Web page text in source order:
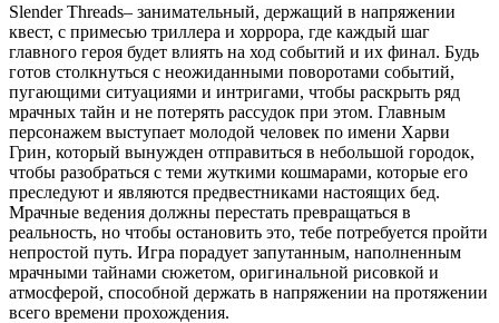
Slender Threads– занимательный, держащий в напряжении
квест, с примесью триллера и хоррора, где каждый шаг
главного героя будет влиять на ход событий и их финал. Будь
готов столкнуться с неожиданными поворотами событий,
пугающими ситуациями и интригами, чтобы раскрыть ряд
мрачных тайн и не потерять рассудок при этом. Главным
персонажем выступает молодой человек по имени Харви
Грин, который вынужден отправиться в небольшой городок,
чтобы разобраться с теми жуткими кошмарами, которые его
преследуют и являются предвестниками настоящих бед.
Мрачные ведения должны перестать превращаться в
реальность, но чтобы остановить это, тебе потребуется пройти
непростой путь. Игра порадует запутанным, наполненным
мрачными тайнами сюжетом, оригинальной рисовкой и
атмосферой, способной держать в напряжении на протяжении
всего времени прохождения.